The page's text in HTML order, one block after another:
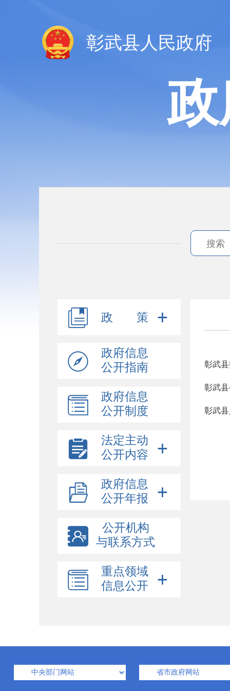
彰武县人民政府
政 策
政府信息
公开指南
政府信息
公开制度
法定主动
公开内容
政府信息
公开年报
公开机构
与联系方式
重点领域
信息公开
彰武
彰武
彰武